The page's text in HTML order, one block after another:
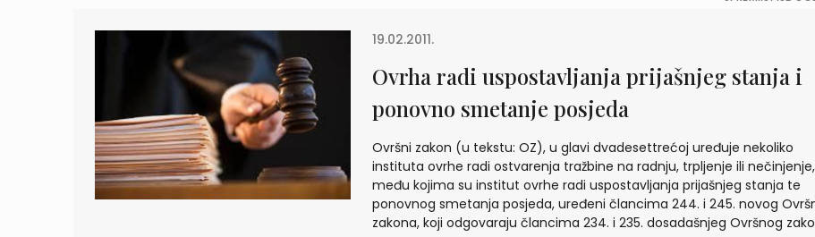
19.02.2011.
Ovrha radi uspostavljanja prijašnjeg stanja i
ponovno smetanje posjeda
Ovršni zakon (u tekstu: OZ), u glavi dvadesettrećoj uređuje nekoliko
instituta ovrhe radi ostvarenja tražbine na radnju, trpljenje ili nečinjenje,
među kojima su institut ovrhe radi uspostavljanja prijašnjeg stanja te
ponovnog smetanja posjeda, uređeni člancima 244. i 245. novog
zakona, koji odgovaraju člancima 234. i 235. dosadašnjeg Ovršnog